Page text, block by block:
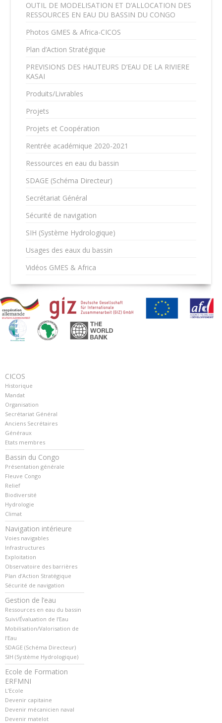
OUTIL DE MODELISATION ET D’ALLOCATION DES
RESSOURCES EN EAU DU BASSIN DU CONGO
Photos GMES & Africa-CICOS
Plan d’Action Stratégique
PREVISIONS DES HAUTEURS D’EAU DE LA RIVIERE
KASAI
Produits/Livrables
Projets
Projets et Coopération
Rentrée académique 2020-2021
Ressources en eau du bassin
SDAGE (Schéma Directeur)
Secrétariat Général
Sécurité de navigation
SIH (Système Hydrologique)
Usages des eaux du bassin
Vidéos GMES & Africa
CICOS
Historique
Mandat
Organisation
Secrétariat Général
Anciens Secrétaires
Généraux
Etats membres
Bassin du Congo
Présentation générale
Fleuve Congo
Relief
Biodiversité
Hydrologie
Climat
Navigation intérieure
Voies navigables
Infrastructures
Exploitation
Observatoire des barrières
Plan d’Action Stratégique
Sécurité de navigation
Gestion de l’eau
Ressources en eau du bassin
Suivi/Évaluation de l’Eau
Mobilisation/Valorisation de
l’Eau
SDAGE (Schéma Directeur)
SIH (Système Hydrologique)
Ecole de Formation
ERFMNI
L’Ecole
Devenir capitaine
Devenir mécanicien naval
Devenir matelot